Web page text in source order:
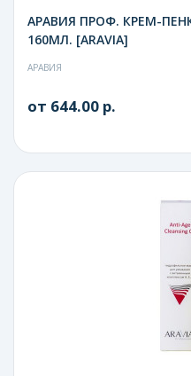
АРАВИЯ ПРОФ. КРЕМ-
160МЛ. [ARAVIA]
АРАВИЯ
от 644.00 р.